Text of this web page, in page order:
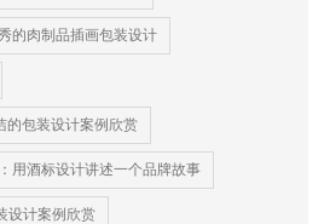
的肉制品插画包装设计
的包装设计案例欣赏
用酒标设计讲述一个品牌故事
设计案例欣赏